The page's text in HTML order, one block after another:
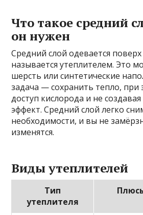
Что такое средний
он нужен
Средний слой одевается
называется утеплителем. Это
шерсть или синтетические
задача — сохранить тепло, при
доступ кислорода и не
эффект. Средний слой легко
необходимости, и вы не
изменятся.
Виды утеплителей
Тип
утеплителя